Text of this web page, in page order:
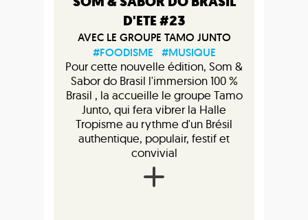
D'ETE #23
AVEC LE GROUPE TAMO JUNTO
#FOODISME
#MUSIQUE
Pour cette nouvelle édition, Som &
Sabor do Brasil l'immersion 100 %
Brasil , la accueille le groupe Tamo
Junto, qui fera vibrer la Halle
Tropisme au rythme d'un Brésil
authentique, populair, festif et
convivial